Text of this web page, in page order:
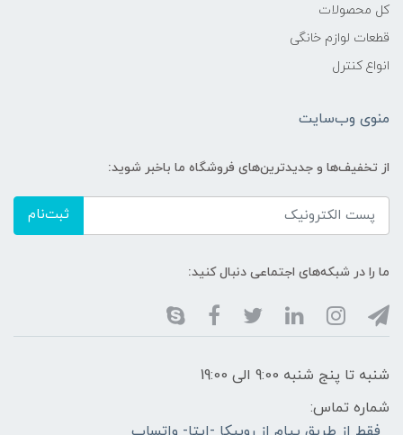
کل محصولات
قطعات لوازم خانگی
انواع کنترل
منوی وب‌سایت
از تخفیف‌ها و جدیدترین‌های فروشگاه ما باخبر شوید:
ثبت‌نام
ما را در شبکه‌های اجتماعی دنبال کنید:
شنبه تا پنج شنبه 9:00 الی 19:00
شماره تماس: